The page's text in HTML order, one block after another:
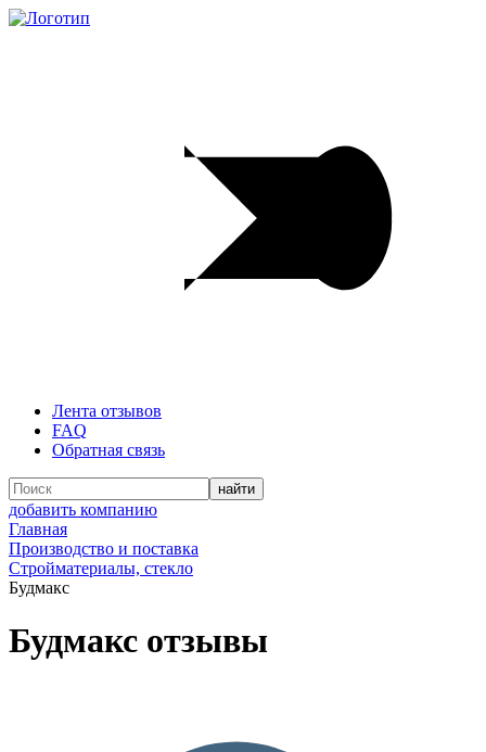
Лента отзывов
FAQ
Обратная связь
добавить компанию
Главная
Производство и поставка
Стройматериалы, стекло
Будмакс
Будмакс отзывы